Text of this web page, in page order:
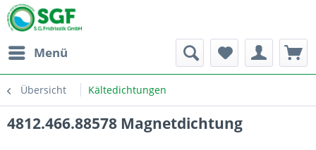
Menü
Übersicht Kältedichtungen
4812.466.88578 Magnetdichtung